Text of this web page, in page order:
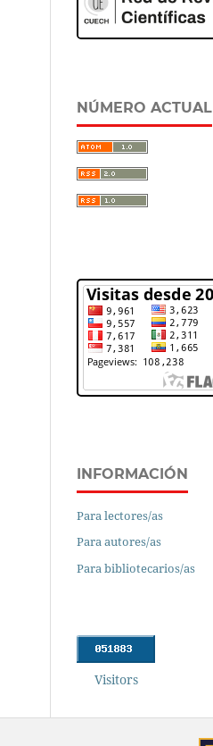
NÚMERO ACTUAL
INFORMACIÓN
Para lectores/as
Para autores/as
Para bibliotecarios/as
Visitors